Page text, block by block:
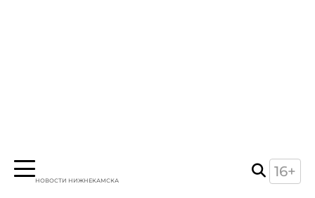
НОВОСТИ НИЖНЕКАМСКА
16+